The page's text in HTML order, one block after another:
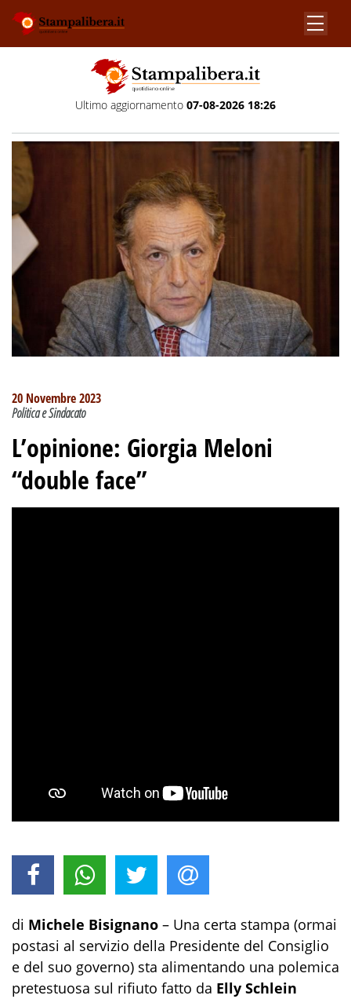
Ultimo aggiornamento 07-08-2026 18:26
20 Novembre 2023
Politica e Sindacato
L’opinione: Giorgia Meloni
“double face”
di Michele Bisignano – Una certa stampa (ormai
postasi al servizio della Presidente del Consiglio
e del suo governo) sta alimentando una polemica
pretestuosa sul rifiuto fatto da Elly Schlein